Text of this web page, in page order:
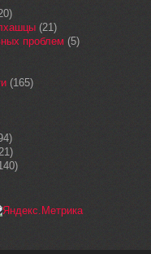
(21)
проблем (5)
(165)